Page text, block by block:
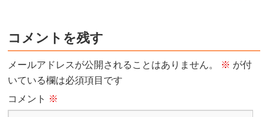
コメントを残す
メールアドレスが公開されることはありません。 ※ が付
いている欄は必須項目です
コメント ※